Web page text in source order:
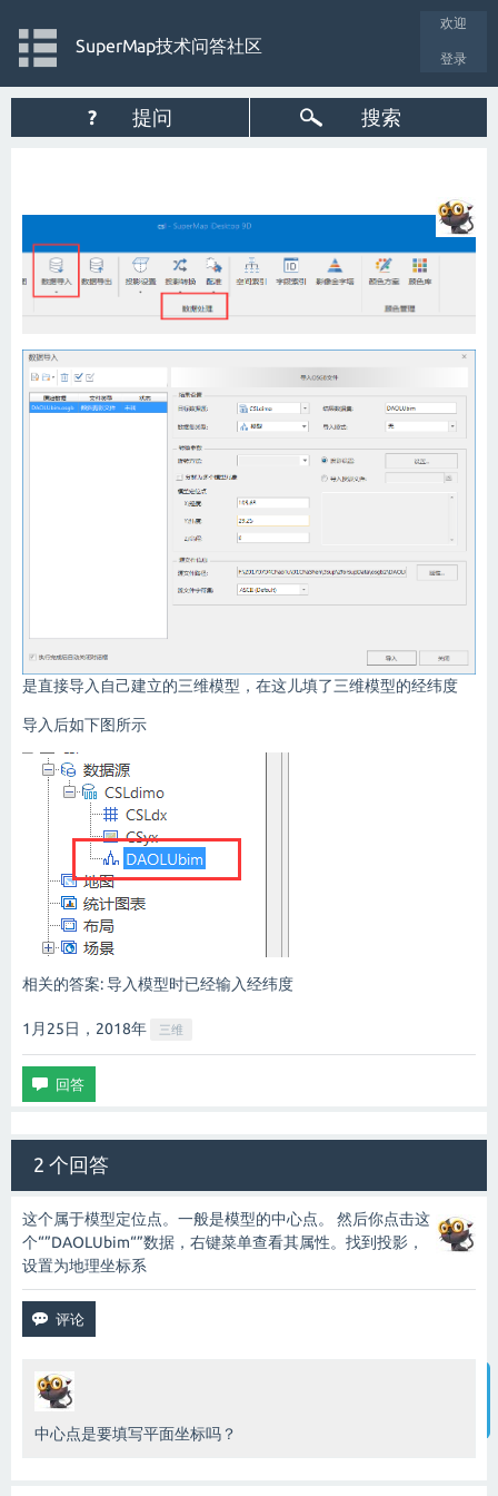
欢迎
登录
SuperMap技术问答社区
? 提问 搜索
是直接导入自己建立的三维模型，在这儿填了三维模型的经纬度
导入后如下图所示
相关的答案:导入模型时已经输入经纬度
1月25日，2018年 三维
2 个回答
这个属于模型定位点。一般是模型的中心点。 然后你点击这
个“”DAOLUbim“”数据，右键菜单查看其属性。找到投影，
设置为地理坐标系
中心点是要填写平面坐标吗？